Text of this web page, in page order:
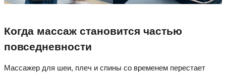
Когда массаж становится частью
повседневности
Массажер для шеи, плеч и спины со временем перестает